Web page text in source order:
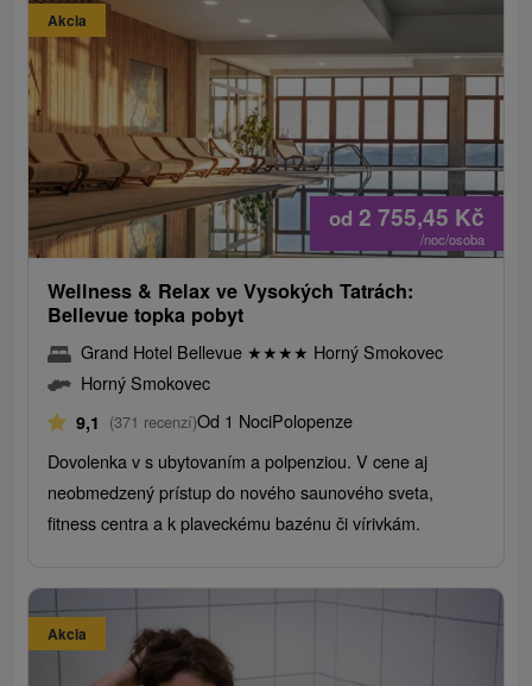
Akcia
od 2 755,45 Kč
/noc/osoba
Wellness & Relax ve Vysokých Tatrách:
Bellevue topka pobyt
Grand Hotel Bellevue ★★★★ Horný Smokovec
Horný Smokovec
9,1 (371 recenzí)Od 1 NociPolopenze
Dovolenka v s ubytovaním a polpenziou. V cene aj
neobmedzený prístup do nového saunového sveta,
fitness centra a k plaveckému bazénu či vírivkám.
Akcia